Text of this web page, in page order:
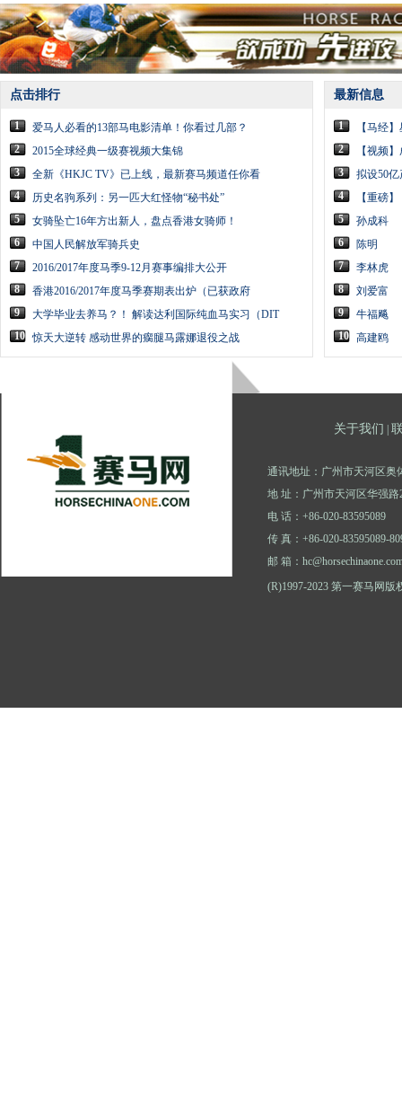
点击排行
1
爱马人必看的13部马电影清单！你看过几部？
2
2015全球经典一级赛视频大集锦
3
全新《HKJC TV》已上线，最新赛马频道任你看
4
历史名驹系列：另一匹大红怪物“秘书处”
5
女骑坠亡16年方出新人，盘点香港女骑师！
6
中国人民解放军骑兵史
7
2016/2017年度马季9-12月赛事编排大公开
8
香港2016/2017年度马季赛期表出炉（已获政府
9
大学毕业去养马？！ 解读达利国际纯血马实习（DIT
10 惊天大逆转 感动世界的瘸腿马露娜退役之战
最新信息
1
【马经
2
【视频
3
拟设50
4
【重磅
5
孙成科
6
陈明
7
李林虎
8
刘爱富
9
牛福飚
10 高建鸥
关于我们
通讯地址：广州市天河区奥
地 址：广州市天河区华强路
电 话：+86-020-83595089
传 真：+86-020-83595089-
邮 箱：
(R)1997-2023 第一赛马网版